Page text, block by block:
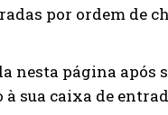
por ordem de
nesta página após
sua caixa de